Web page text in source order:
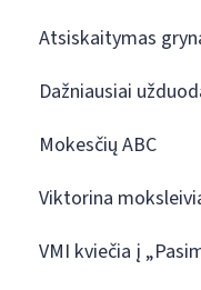
Atsiskaitymas
Dažniausiai
Mokesčių ABC
Viktorina
VMI kviečia į